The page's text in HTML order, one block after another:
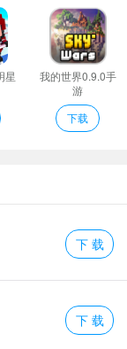
在游戏中结婚生子
进行战斗邀请好友
海异闻录果盘版全
情节让玩家爱不释
星
我的世界0.9.0手
游
下载
下 载
下 载